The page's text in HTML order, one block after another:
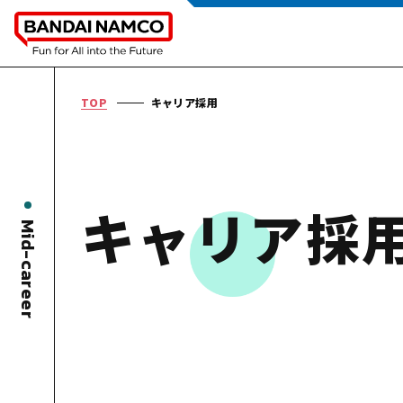
TOP キャリア採用
キャリア採
Mid-career